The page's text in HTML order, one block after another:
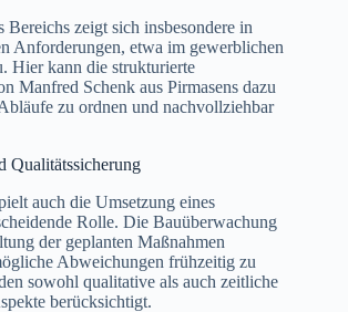
Bereichs zeigt sich insbesondere in
Anforderungen, etwa im gewerblichen
Hier kann die strukturierte
Manfred Schenk aus Pirmasens dazu
zu ordnen und nachvollziehbar
Qualitätssicherung
auch die Umsetzung eines
Rolle. Die Bauüberwachung
der geplanten Maßnahmen
Abweichungen frühzeitig zu
sowohl qualitative als auch zeitliche
berücksichtigt.